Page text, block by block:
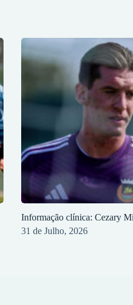
Informação clínica: Cezary
31 de Julho, 2026